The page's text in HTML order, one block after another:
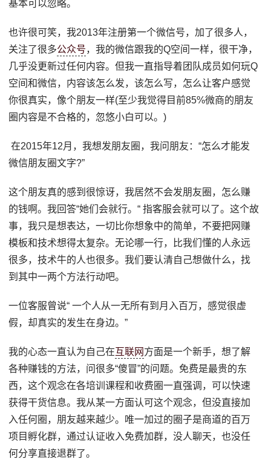
基本可以忽略。
也许很可笑，我2013年注册第一个微信号，加了很多人，
关注了很多公众号，我的微信跟我的Q空间一样，很干净，
几乎没更新过任何内容。但我一直指导着团队成员如何玩Q
空间和微信，内容该怎么发，该怎么写，怎么让客户感觉
你很真实，像个朋友一样(至少我觉得目前85%微商的朋友
圈内容是不合格的，忽悠小白可以。)
在2015年12月，我想发朋友圈，我问朋友：“怎么才能发
微信朋友圈文字?”
这个朋友真的感到很惊讶，我居然不会发朋友圈，怎么赚
的钱啊。我回答“她们会就行。“ 指客服会就可以了。这个故
事，我只是想表达，一切比你想象中的简单，不要把网赚
模板和技术想得太复杂。无论哪一行，比我们懂的人永远
很多，技术牛的人也很多。我们要认清自己想做什么，找
到其中一两个方法行动吧。
一位客服曾说“ 一个人从一无所有到月入百万，感觉很虚
假，却真实的发生在身边。”
我的心态一直认为自己在互联网 方面是一个新手，想了解
各种赚钱的方法，问很多“傻冒”的问题。免费是最贵的东
西，这个观念在各培训课程和收费圈一直强调，可以快速
获得干货信息。我从某一方面认可这个观念，但没直接加
入任何圈，朋友越来越少。唯一加过的圈子是商道的百万
项目孵化群，通过认证收入免费加群，没人聊天，也没任
何分享直接退群了。